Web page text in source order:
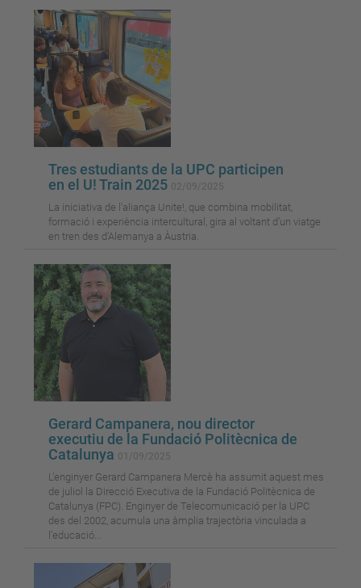
Tres estudiants de la UPC participen
en el U! Train 2025
La iniciativa de l'aliança Unite!, que combina mobilitat,
formació i experiència intercultural, gira al voltant d’un viatge
en tren des d’Alemanya a Àustria.
Gerard Campanera, nou director
executiu de la Fundació Politècnica de
Catalunya
L’enginyer Gerard Campanera Mercè ha assumit aquest mes
de juliol la Direcció Executiva de la Fundació Politècnica de
Catalunya (FPC). Enginyer de Telecomunicació per la UPC
des del 2002, acumula una àmplia trajectòria vinculada a
l’educació...